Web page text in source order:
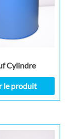
Cylindre
le produit